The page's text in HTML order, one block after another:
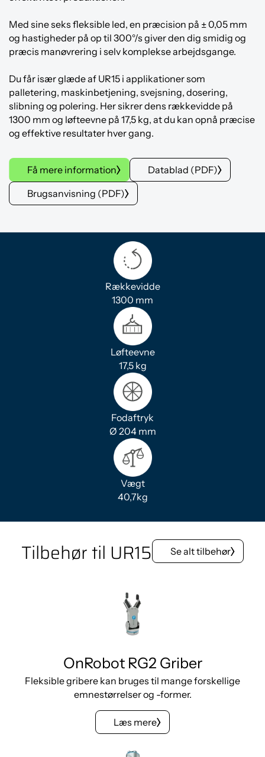
Med sine seks fleksible led, en præcision på ± 0,05 mm
og hastigheder på op til 300°/s giver den dig smidig og
præcis manøvrering i selv komplekse arbejdsgange.
Du får især glæde af UR15 i applikationer som
palletering, maskinbetjening, svejsning, dosering,
slibning og polering. Her sikrer dens rækkevidde på
1300 mm og løfteevne på 17,5 kg, at du kan opnå præcise
og effektive resultater hver gang.
Få mere information
Datablad (PDF)
Brugsanvisning (PDF)
Rækkevidde
1300 mm
Løfteevne
17,5 kg
Fodaftryk
Ø 204 mm
Vægt
40,7kg
Tilbehør til UR15 Se alt tilbehør
OnRobot RG2 Griber
Fleksible gribere kan bruges til mange forskellige
emnestørrelser og -former.
Læs mere